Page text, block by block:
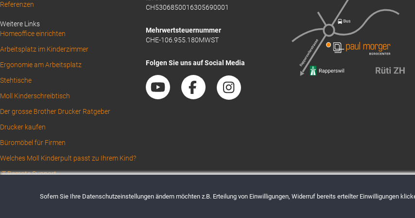
Referenzen
Weitere Links
Homeoffice einrichten
Arbeitsplatz im Kinderzimmer
Ergonomie am Arbeitsplatz
Stehtische
Moll Kinderschreibtisch
Der grosse Brother Drucker Ratgeber
Drucker kaufen
Büromöbel für Firmen
Welches Moll Kinderpult passt zu Ihrem Kind?
IT Remote Support
CH5306850016305690001
Mehrwertsteuernummer
CHE-106.955.180MWST
Folgen Sie uns auf Social Media
Sofern Sie Ihre Datenschutzeinstellungen ändern möchten z.B. Erteilung von Einwilligungen, Widerruf bereits erteilter Einwilligungen